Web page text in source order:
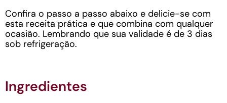
Confira o passo a passo abaixo e delicie-se com
esta receita prática e que combina com qualquer
ocasião. Lembrando que sua validade é de 3 dias
sob refrigeração.
Ingredientes